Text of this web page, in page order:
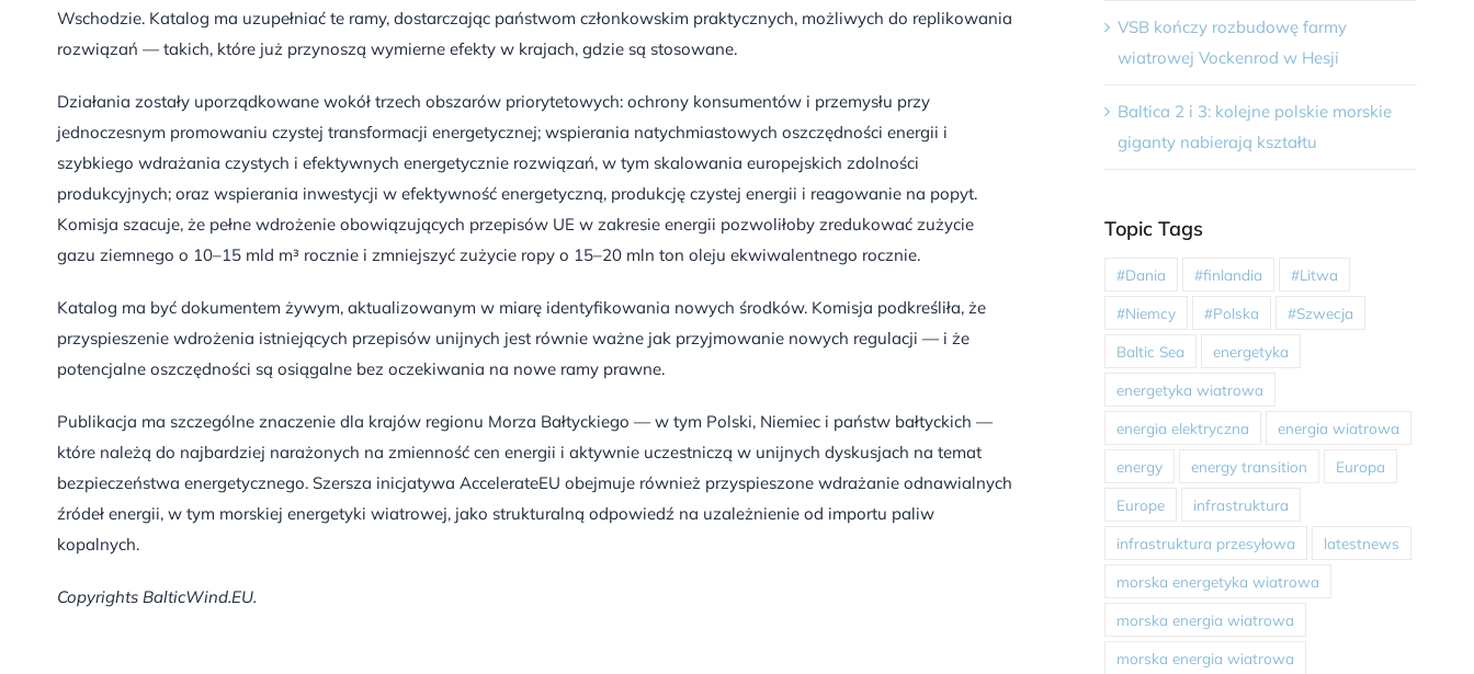
Wschodzie. Katalog ma uzupełniać te ramy, dostarczając państwom członkowskim praktycznych, możliwych do replikowania
rozwiązań — takich, które już przynoszą wymierne efekty w krajach, gdzie są stosowane.
Działania zostały uporządkowane wokół trzech obszarów priorytetowych: ochrony konsumentów i przemysłu przy
jednoczesnym promowaniu czystej transformacji energetycznej; wspierania natychmiastowych oszczędności energii i
szybkiego wdrażania czystych i efektywnych energetycznie rozwiązań, w tym skalowania europejskich zdolności
produkcyjnych; oraz wspierania inwestycji w efektywność energetyczną, produkcję czystej energii i reagowanie na popyt.
Komisja szacuje, że pełne wdrożenie obowiązujących przepisów UE w zakresie energii pozwoliłoby zredukować zużycie
gazu ziemnego o 10–15 mld m³ rocznie i zmniejszyć zużycie ropy o 15–20 mln ton oleju ekwiwalentnego rocznie.
Katalog ma być dokumentem żywym, aktualizowanym w miarę identyfikowania nowych środków. Komisja podkreśliła, że
przyspieszenie wdrożenia istniejących przepisów unijnych jest równie ważne jak przyjmowanie nowych regulacji — i że
potencjalne oszczędności są osiągalne bez oczekiwania na nowe ramy prawne.
Publikacja ma szczególne znaczenie dla krajów regionu Morza Bałtyckiego — w tym Polski, Niemiec i państw bałtyckich —
które należą do najbardziej narażonych na zmienność cen energii i aktywnie uczestniczą w unijnych dyskusjach na temat
bezpieczeństwa energetycznego. Szersza inicjatywa AccelerateEU obejmuje również przyspieszone wdrażanie odnawialnych
źródeł energii, w tym morskiej energetyki wiatrowej, jako strukturalną odpowiedź na uzależnienie od importu paliw
kopalnych.
Copyrights BalticWind.EU.
VSB kończy rozbudowę farmy
wiatrowej Vockenrod w Hesji
Baltica 2 i 3: kolejne polskie morskie
giganty nabierają kształtu
Topic Tags
#Dania #finlandia #Litwa
#Niemcy #Polska #Szwecja
Baltic Sea energetyka
energetyka wiatrowa
energia elektryczna energia wiatrowa
energy energy transition Europa
Europe infrastruktura
infrastruktura przesyłowa latestnews
morska energetyka wiatrowa
morska energia wiatrowa
morska energia wiatrowa